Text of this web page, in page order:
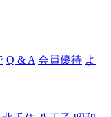
Q & A 会員優待 よ